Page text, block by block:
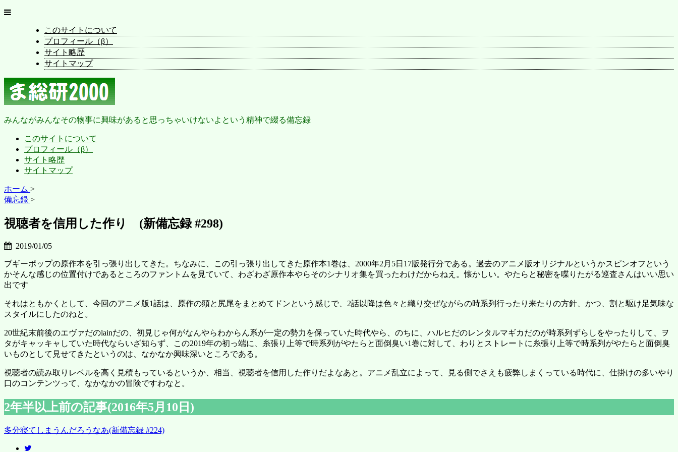
このサイトについて
プロフィール（β）
サイト略歴
サイトマップ
みんながみんなその物事に興味があると思っちゃいけないよという精神で綴る備忘録
このサイトについて
プロフィール（β）
サイト略歴
サイトマップ
ホーム >
備忘録 >
視聴者を信用した作り (新備忘録 #298)
2019/01/05
ブギーポップの原作本を引っ張り出してきた。ちなみに、この引っ張り出してきた原作本1巻は、2000年2月5日17版発行分である。過去のアニメ版オリジナルというかスピンオフという
かそんな感じの位置付けであるところのファントムを見ていて、わざわざ原作本やらそのシナリオ集を買ったわけだからねえ。懐かしい。やたらと秘密を喋りたがる巡査さんはいい思い
出です
それはともかくとして、今回のアニメ版1話は、原作の頭と尻尾をまとめてドンという感じで、2話以降は色々と織り交ぜながらの時系列行ったり来たりの方針、かつ、割と駆け足気味な
スタイルにしたのねと。
20世紀末前後のエヴァだのlainだの、初見じゃ何がなんやらわからん系が一定の勢力を保っていた時代やら、のちに、ハルヒだのレンタルマギカだのが時系列ずらしをやったりして、ヲ
タがキャッキャしていた時代ならいざ知らず、この2019年の初っ端に、糸張り上等で時系列がやたらと面倒臭い1巻に対して、わりとストレートに糸張り上等で時系列がやたらと面倒臭
いものとして見せてきたというのは、なかなか興味深いところである。
視聴者の読み取りレベルを高く見積もっているというか、相当、視聴者を信用した作りだよなあと。アニメ乱立によって、見る側でさえも疲弊しまくっている時代に、仕掛けの多いやり
口のコンテンツって、なかなかの冒険ですわなと。
2年半以上前の記事(2016年5月10日)
多分寝てしまうんだろうなあ(新備忘録 #224)